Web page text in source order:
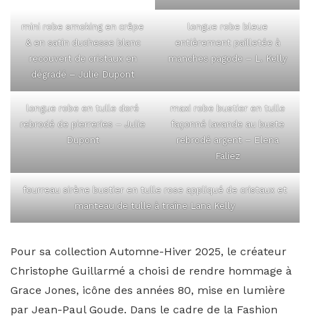
mini robe smoking en crêpe
& en satin duchesse blanc
recouvert de cristaux en
dégradé – Julie Dupont
longue robe bleue
entièrement pailletée à
manches pagode – L. Kelly
longue robe en tulle doré
rebrodé de pierreries – Julie
Dupont
maxi robe bustier en tulle
façonné lavande au buste
rebrodé argent – Elena
Faliez
fourreau sirène bustier en tulle rose appliqué de cristaux et
manteau de tulle à traîne Lana Kelly
Pour sa collection Automne-Hiver 2025, le créateur
Christophe Guillarmé a choisi de rendre hommage à
Grace Jones, icône des années 80, mise en lumière
par Jean-Paul Goude. Dans le cadre de la Fashion